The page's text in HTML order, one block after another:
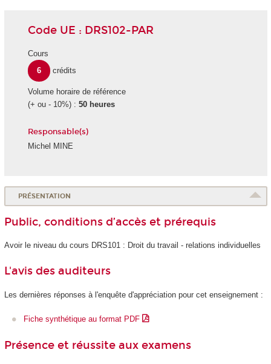
Code UE : DRS102-PAR
Cours
6
crédits
Volume horaire de référence
(+ ou - 10%) : 50 heures
Responsable(s)
Michel MINE
PRÉSENTATION
Public, conditions d’accès et prérequis
Avoir le niveau du cours DRS101 : Droit du travail - relations individuelles
L'avis des auditeurs
Les dernières réponses à l'enquête d'appréciation pour cet enseignement :
Fiche synthétique au format PDF
Présence et réussite aux examens